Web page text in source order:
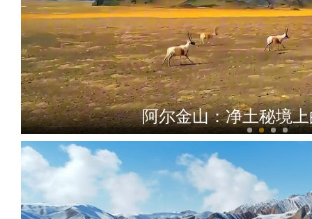
阿尔金山：净土秘境